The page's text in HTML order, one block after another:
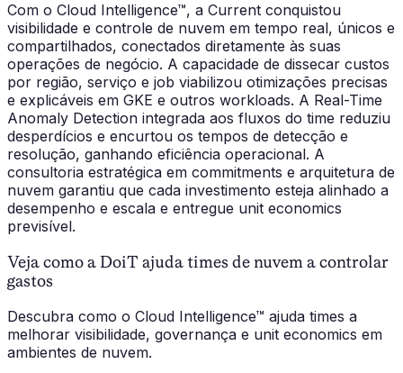
Com o Cloud Intelligence™, a Current conquistou
visibilidade e controle de nuvem em tempo real, únicos e
compartilhados, conectados diretamente às suas
operações de negócio. A capacidade de dissecar custos
por região, serviço e job viabilizou otimizações precisas
e explicáveis em GKE e outros workloads. A Real-Time
Anomaly Detection integrada aos fluxos do time reduziu
desperdícios e encurtou os tempos de detecção e
resolução, ganhando eficiência operacional. A
consultoria estratégica em commitments e arquitetura de
nuvem garantiu que cada investimento esteja alinhado a
desempenho e escala e entregue unit economics
previsível.
Veja como a DoiT ajuda times de nuvem a controlar
gastos
Descubra como o Cloud Intelligence™ ajuda times a
melhorar visibilidade, governança e unit economics em
ambientes de nuvem.